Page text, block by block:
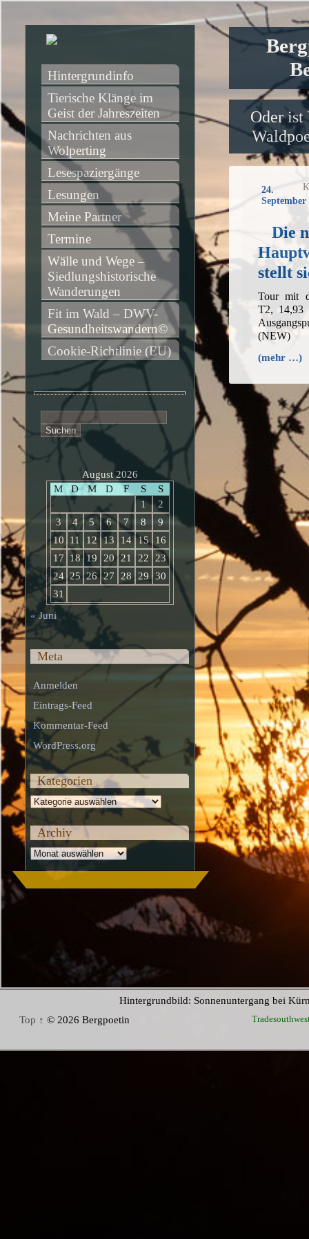
Oder ist
24.
September
Die
stellt
Tour mit
T2,
(NEW)
(mehr …)
Hintergrundinfo
Tierische Klänge im
Geist der Jahreszeiten
Nachrichten aus
Wolperting
Lesespaziergänge
Lesungen
Meine Partner
Termine
Wälle und Wege –
Siedlungshistorische
Wanderungen
Fit im Wald – DWV-
Gesundheitswandern©
Cookie-Richtlinie (EU)
nach:
August 2026
M
D M D F S
S
1
2
3
4 5 6 7 8
9
10
11 12 13 14 15
16
17
18 19 20 21 22
23
24 25 26 27 28 29
30
31
« Juni
Meta
Anmelden
Eintrags-Feed
Kommentar-Feed
WordPress.org
Kategorien
Kategorien
Archiv
Archiv
Hintergrundbild: Sonnenuntergang bei
Top ↑ © 2026 Bergpoetin